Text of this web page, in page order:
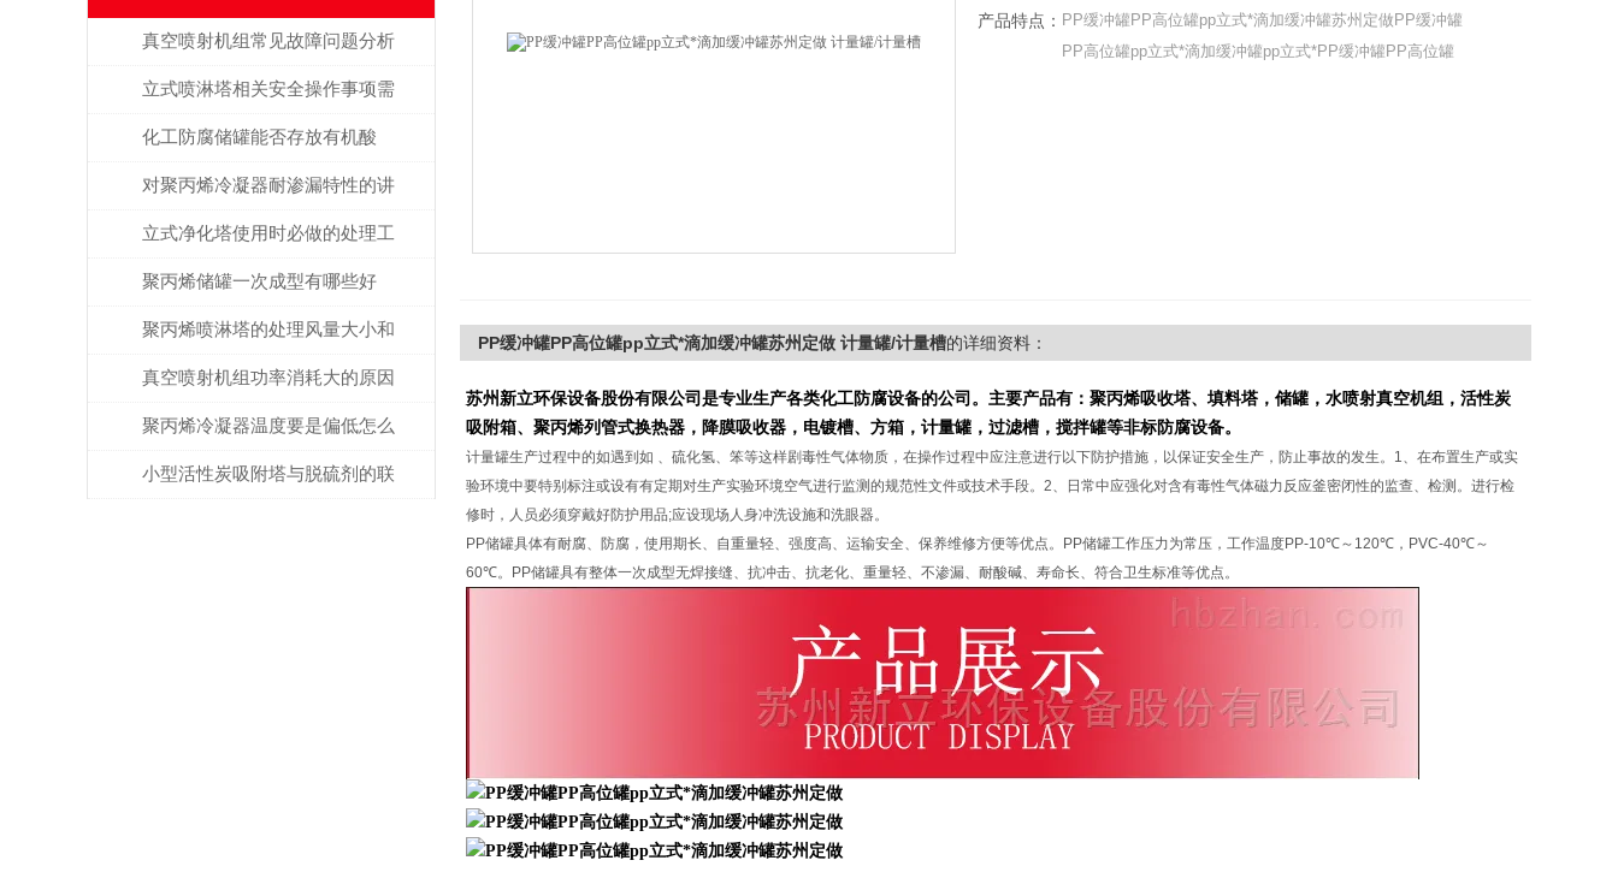
真空喷射机组常见故障问题分析
立式喷淋塔相关安全操作事项需
谨记！
化工防腐储罐能否存放有机酸
呢？
对聚丙烯冷凝器耐渗漏特性的讲
解
立式净化塔使用时必做的处理工
作有哪些？
聚丙烯储罐一次成型有哪些好
处？
聚丙烯喷淋塔的处理风量大小和
什么有关？
真空喷射机组功率消耗大的原因
解析
聚丙烯冷凝器温度要是偏低怎么
排除？
小型活性炭吸附塔与脱硫剂的联
产品特点： PP缓冲罐PP高位罐pp立式*滴加缓冲罐苏州定做PP缓冲罐
PP高位罐pp立式*滴加缓冲罐pp立式*PP缓冲罐PP高位罐
PP缓冲罐PP高位罐pp立式*滴加缓冲罐苏州定做 计量罐/计量槽的详细资料：
苏州新立环保设备股份有限公司是专业生产各类化工防腐设备的公司。主要产品有：聚丙烯吸收塔、填料塔 ， 储罐 ， 水喷射真空机组， 活性炭
吸附箱、聚丙烯列管式换热器， 降膜吸收器，电镀槽、方箱 ， 计量罐 ， 过滤槽， 搅拌罐等非标防腐设备。
计量罐生产过程中的如遇到如 、硫化氢、笨等这样剧毒性气体物质，在操作过程中应注意进行以下防护措施，以保证安全生产，防止事故的发生。1、在布置生产或实
验环境中要特别标注或设有有定期对生产实验环境空气进行监测的规范性文件或技术手段。2、日常中应强化对含有毒性气体磁力反应釜密闭性的监查、检测。进行检
修时，人员必须穿戴好防护用品;应设现场人身冲洗设施和洗眼器。
PP储罐具体有耐腐、防腐，使用期长、自重量轻、强度高、运输安全、保养维修方便等优点。PP储罐工作压力为常压，工作温度PP-10℃～120℃，PVC-40℃～
60℃。PP储罐具有整体一次成型无焊接缝、抗冲击、抗老化、重量轻、不渗漏、耐酸碱、寿命长、符合卫生标准等优点。